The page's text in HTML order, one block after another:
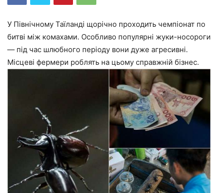
У Північному Таїланді щорічно проходить чемпіонат по
битві між комахами. Особливо популярні жуки-носороги
— під час шлюбного періоду вони дуже агресивні.
Місцеві фермери роблять на цьому справжній бізнес.